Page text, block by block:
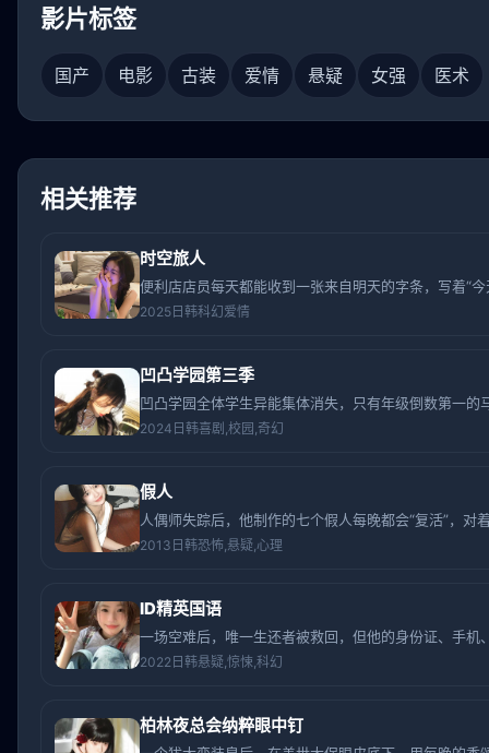
影片标签
国产 电影 古装 爱情 悬疑 女强 医术
相关推荐
时空旅人
便利店店员每天都能收到一张来自明天的字条，写着“
2025 日韩科幻爱情
凹凸学园第三季
凹凸学园全体学生异能集体消失，只有年级倒数第一的
2024 日韩喜剧,校园,奇幻
假人
人偶师失踪后，他制作的七个假人每晚都会“复活”，对
2013 日韩恐怖,悬疑,心理
ID精英国语
一场空难后，唯一生还者被救回，但他的身份证、手
2022 日韩悬疑,惊悚,科幻
柏林夜总会纳粹眼中钉